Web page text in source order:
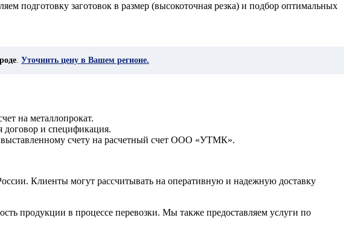
подготовку заготовок в размер (высокоточная резка) и подбор оптимальных
. Уточнить цену в Вашем регионе.
на металлопрокат.
договор и спецификация.
выставленному счету на расчетный счет ООО «УТМК».
Клиенты могут рассчитывать на оперативную и надежную доставку
продукции в процессе перевозки. Мы также предоставляем услуги по